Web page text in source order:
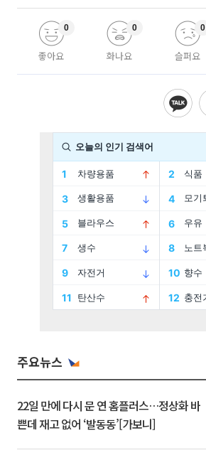
좋아요
0
화나요
0
슬퍼요
0
주요뉴스
22일 만에 다시 문 연 홈플러스…정상화 바
쁜데 재고 없어 ‘발동동’[가보니]